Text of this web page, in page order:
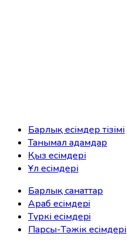
Барлық есімдер тізімі
Танымал адамдар
Қыз есімдері
Ұл есімдері
Барлық санаттар
Араб есімдерi
Түркі есімдерi
Парсы-Тәжік есімдері